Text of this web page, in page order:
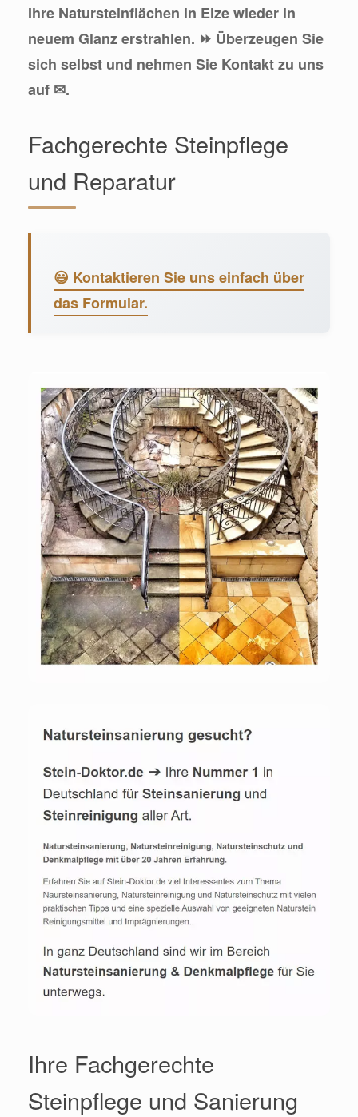
Ihre Natursteinflächen in Elze wieder in
neuem Glanz erstrahlen. ⏩ Überzeugen Sie
sich selbst und nehmen Sie Kontakt zu uns
auf ✉.
Fachgerechte Steinpflege
und Reparatur
😃 Kontaktieren Sie uns einfach über
das Formular.
Ihre Fachgerechte
Steinpflege und Sanierung